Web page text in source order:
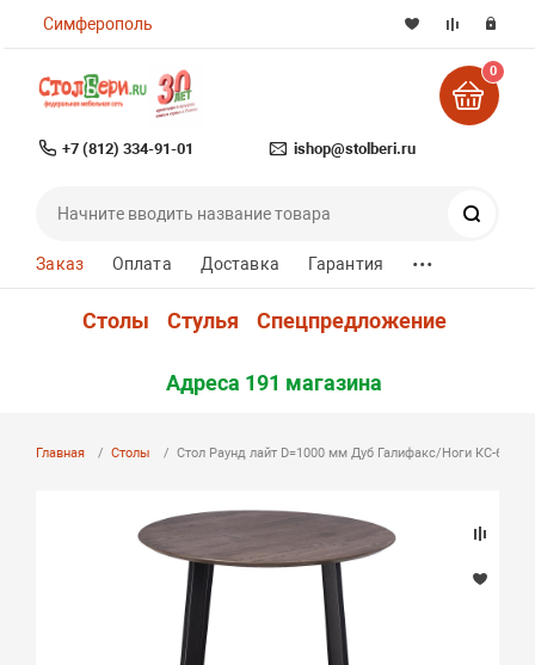
Симферополь
+7 (812) 334-91-01 ishop@stolberi.ru
0
Заказ Оплата Доставка Гарантия ...
Столы Стулья Спецпредложение
Адреса 191 магазина
Главная Столы Стол Раунд лайт D=1000 мм Дуб Галифакс/Ноги КС-60*